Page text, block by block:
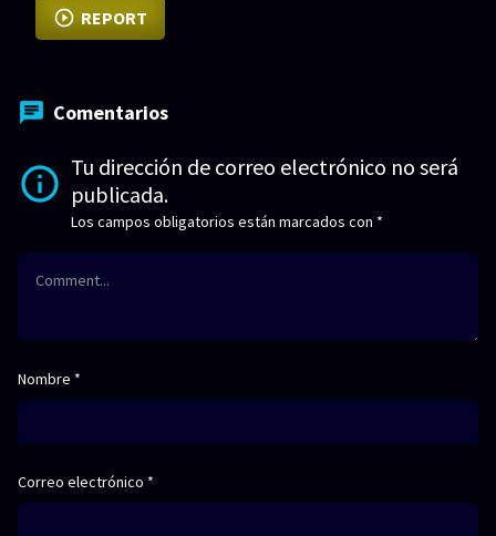
REPORT
Comentarios
Tu dirección de correo electrónico no será
publicada.
Los campos obligatorios están marcados con *
Nombre *
Correo electrónico *